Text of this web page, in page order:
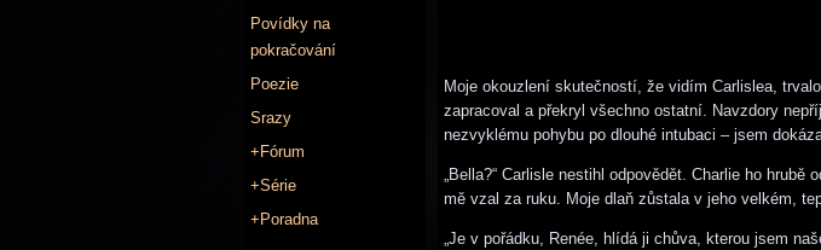
Povídky na
pokračování
Poezie
Srazy
+Fórum
+Série
+Poradna
Moje okouzlení skutečností, že vidím Carlislea,
zapracoval a překryl všechno ostatní. Navzdory
nezvyklému pohybu po dlouhé intubaci – jsem
„Bella?“ Carlisle nestihl odpovědět. Charlie ho
mě vzal za ruku. Moje dlaň zůstala v jeho velkém,
„Je v pořádku, Renée, hlídá ji chůva, kterou jsem